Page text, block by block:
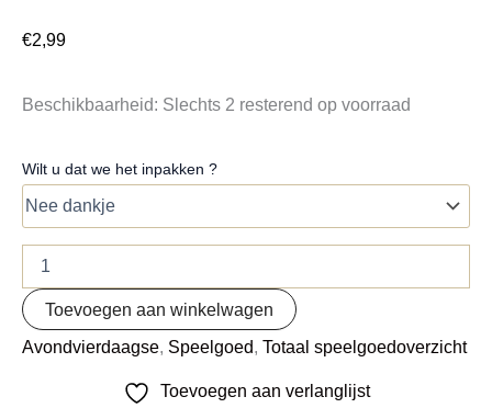
€2,99
Beschikbaarheid: Slechts 2 resterend op voorraad
Wilt u dat we het inpakken ?
Toevoegen aan winkelwagen
Avondvierdaagse, Speelgoed, Totaal speelgoedoverzicht
Toevoegen aan verlanglijst